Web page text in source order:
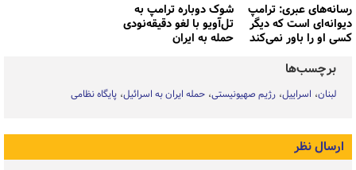
رسانه‌های عبری: ترامپ
دیوانه‌ای است که دیگر
کسی او را باور نمی‌کند
شوک دوباره ترامپ به
تل‌آویو با لغو دقیقه‌نودی
حمله به ایران
برچسب‌ها
لبنان اسراییل رژیم صهیونیستی حمله ایران به اسرائیل پایگاه نظامی
ارسال نظر